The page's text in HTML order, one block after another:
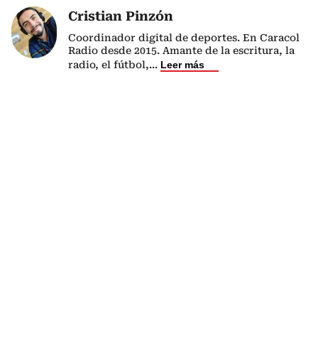
Cristian Pinzón
Coordinador digital de deportes. En Caracol
Radio desde 2015. Amante de la escritura, la
radio, el fútbol,... Leer más